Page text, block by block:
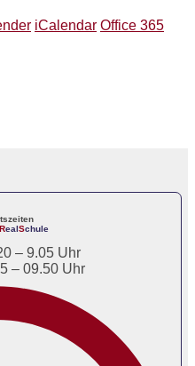
iCalendar Office 365
ealSchule
– 9.05 Uhr
– 09.50 Uhr